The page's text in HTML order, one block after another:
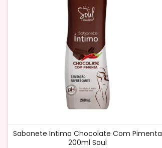
Sabonete Intimo Chocolate Com Pimenta
200ml Soul